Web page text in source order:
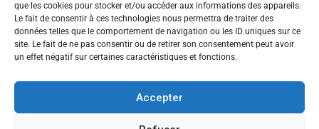
que les cookies pour stocker et/ou accéder aux informations des appareils.
Le fait de consentir à ces technologies nous permettra de traiter des
données telles que le comportement de navigation ou les ID uniques sur ce
site. Le fait de ne pas consentir ou de retirer son consentement peut avoir
un effet négatif sur certaines caractéristiques et fonctions.
Accepter
Soirée
Sortie découverte
Tau
Voyage